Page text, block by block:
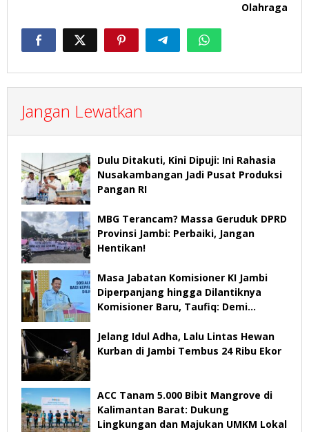
Olahraga
Jangan Lewatkan
Dulu Ditakuti, Kini Dipuji: Ini Rahasia
Nusakambangan Jadi Pusat Produksi
Pangan RI
MBG Terancam? Massa Geruduk DPRD
Provinsi Jambi: Perbaiki, Jangan
Hentikan!
Masa Jabatan Komisioner KI Jambi
Diperpanjang hingga Dilantiknya
Komisioner Baru, Taufiq: Demi
Jelang Idul Adha, Lalu Lintas Hewan
Kurban di Jambi Tembus 24 Ribu Ekor
ACC Tanam 5.000 Bibit Mangrove di
Kalimantan Barat: Dukung
Lingkungan dan Majukan UMKM Lokal